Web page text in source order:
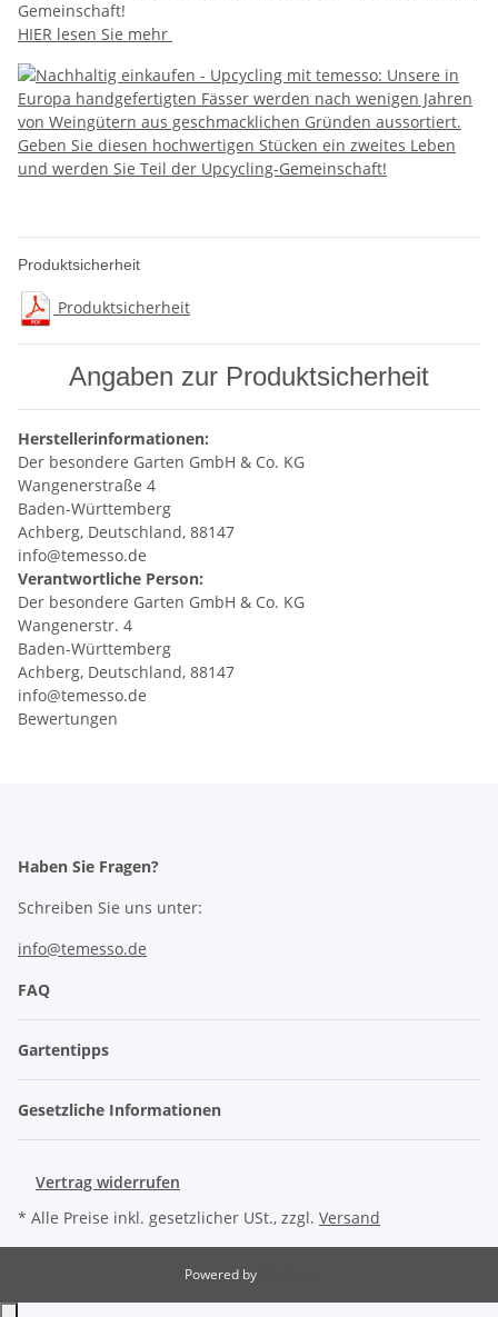
Gemeinschaft!
HIER lesen Sie mehr
Produktsicherheit
Produktsicherheit
Angaben zur Produktsicherheit
Herstellerinformationen:
Der besondere Garten GmbH & Co. KG
Wangenerstraße 4
Baden-Württemberg
Achberg, Deutschland, 88147
info@temesso.de
Verantwortliche Person:
Der besondere Garten GmbH & Co. KG
Wangenerstr. 4
Baden-Württemberg
Achberg, Deutschland, 88147
info@temesso.de
Bewertungen
Haben Sie Fragen?
Schreiben Sie uns unter:
info@temesso.de
FAQ
Gartentipps
Gesetzliche Informationen
Vertrag widerrufen
* Alle Preise inkl. gesetzlicher USt., zzgl. Versand
Powered by